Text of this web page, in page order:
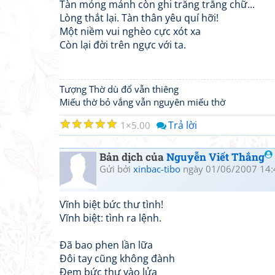
Tàn mỏng mảnh còn ghi trăng trắng chữ...
Lòng thắt lại. Tàn thân yêu quí hỡi!
Một niềm vui nghèo cực xót xa
Còn lại đời trên ngực với ta.
Tượng Thờ dù đổ vẫn thiêng
Miếu thờ bỏ vắng vẫn nguyên miếu thờ
☆
☆
☆
☆
☆ 1 5.00 Trả lời
Bản dịch củaNguyễn Viết Thắng
Gửi bởi xinbac-tibo ngày 01/06/2007
Vĩnh biệt bức thư tình!
Vĩnh biệt: tình ra lệnh.
Đã bao phen lần lữa
Đôi tay cũng không đành
Đem bức thư vào lửa